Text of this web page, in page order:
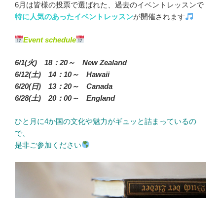
6月は皆様の投票で選ばれた、過去のイベントレッスンで
特に人気のあったイベントレッスンが開催されます
Event schedule
6/1(火) 18：20～ New Zealand
6/12(土) 14：10～ Hawaii
6/20(日) 13：20～ Canada
6/28(土) 20：00～ England
ひと月に4か国の文化や魅力がギュッと詰まっているの
で、
是非ご参加ください